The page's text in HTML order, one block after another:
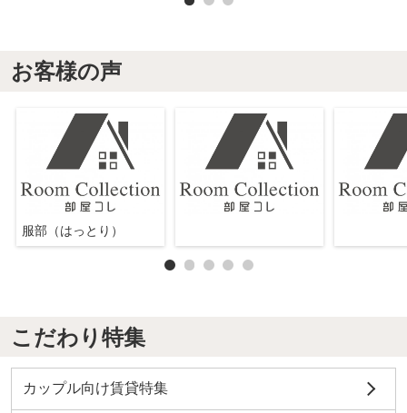
お客様の声
服部（はっとり）
こだわり特集
カップル向け賃貸特集